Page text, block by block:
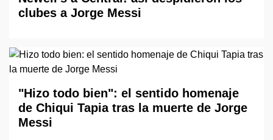
clubes a Jorge Messi
"Hizo todo bien": el sentido homenaje
de Chiqui Tapia tras la muerte de Jorge
Messi